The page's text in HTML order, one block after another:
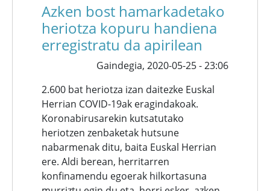
Azken bost hamarkadetako
heriotza kopuru handiena
erregistratu da apirilean
Gaindegia, 2020-05-25 - 23:06
2.600 bat heriotza izan daitezke Euskal
Herrian COVID-19ak eragindakoak.
Koronabirusarekin kutsatutako
heriotzen zenbaketak hutsune
nabarmenak ditu, baita Euskal Herrian
ere. Aldi berean, herritarren
konfinamendu egoerak hilkortasuna